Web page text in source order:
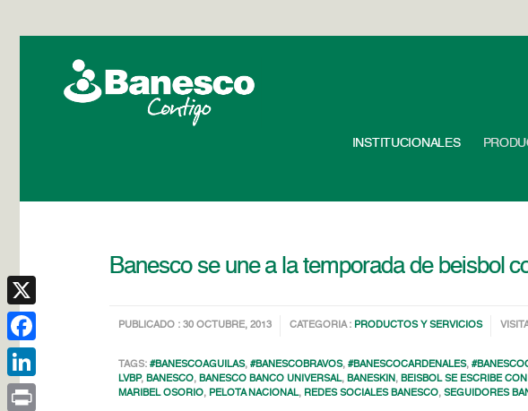
INSTITUCIONALES
Banesco se une a la temporada de beisbol
PUBLICADO : 30 OCTUBRE, 2013 CATEGORIA : PRODUCTOS Y SERVICIOS
TAGS:#BANESCOAGUILAS,#BANESCOBRAVOS,#BANESCOCARDENALES,
LVBP, BANESCO, BANESCO BANCO UNIVERSAL, BANESKIN , BEISBOL SE ESCRIBE
MARIBEL OSORIO, PELOTA NACIONAL, REDES SOCIALES BANESCO,SEGUIDORES
X
Facebook
LinkedIn